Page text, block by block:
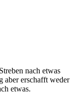
nach etwas
aber erschafft weder
etwas.